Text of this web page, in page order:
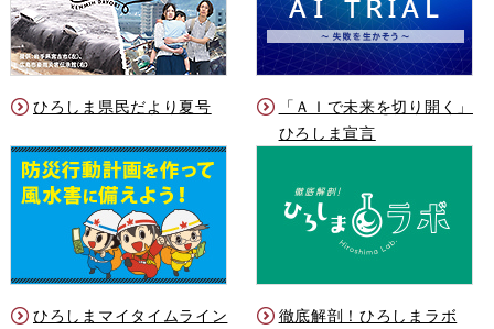
ひろしま県民だより夏号
「ＡＩで未来を切り開く」
ひろしま宣言
ひろしまマイタイムライン 徹底解剖！ひろしまラボ